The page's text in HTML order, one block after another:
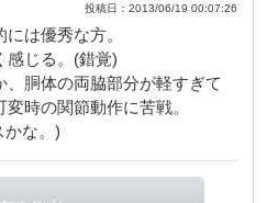
投稿日：2013/06/19 00:07:26
は優秀な方。
感じる。(錯覚)
胴体の両脇部分が軽すぎて
時の関節動作に苦戦。
な。)